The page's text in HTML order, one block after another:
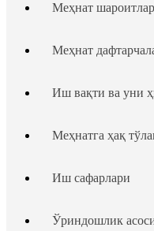
Меҳнат
Меҳнат
Иш вақти ва уни
Меҳнатга ҳақ
Иш сафарлари
Ўриндошлик